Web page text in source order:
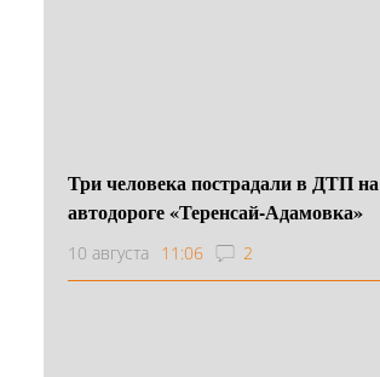
Три человека пострадали в ДТП на
автодороге «Теренсай-Адамовка»
10 августа 11:06 2